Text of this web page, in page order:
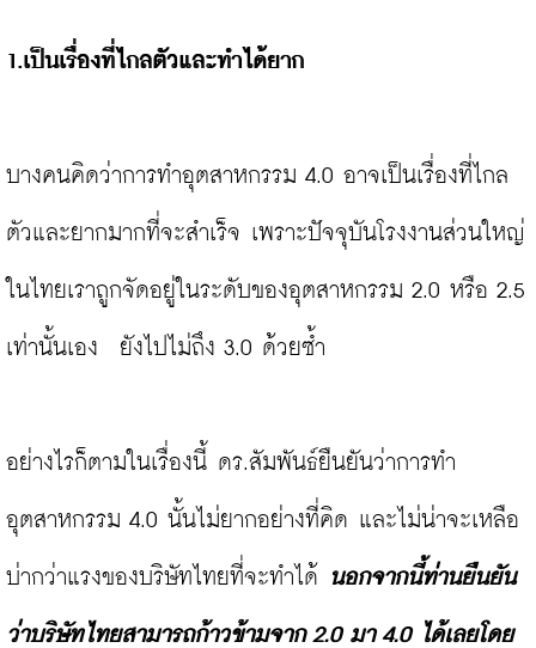
1.เป็นเรื่องที่ไกลตัวและทำได้ยาก
บางคนคิดว่าการทำอุตสาหกรรม 4.0 อาจเป็นเรื่องที่ไกล
ตัวและยากมากที่จะสำเร็จ เพราะปัจจุบันโรงงานส่วนใหญ่
ในไทยเราถูกจัดอยู่ในระดับของอุตสาหกรรม 2.0 หรือ 2.5
เท่านั้นเอง  ยังไปไม่ถึง 3.0 ด้วยซ้ำ
อย่างไรก็ตามในเรื่องนี้ ดร.สัมพันธ์ยืนยันว่าการทำ
อุตสาหกรรม 4.0 นั้นไม่ยากอย่างที่คิด และไม่น่าจะเหลือ
บ่ากว่าแรงของบริษัทไทยที่จะทำได้ นอกจากนี้ท่านยืนยัน
ว่าบริษัทไทยสามารถก้าวข้ามจาก 2.0 มา 4.0 ได้เลยโดย